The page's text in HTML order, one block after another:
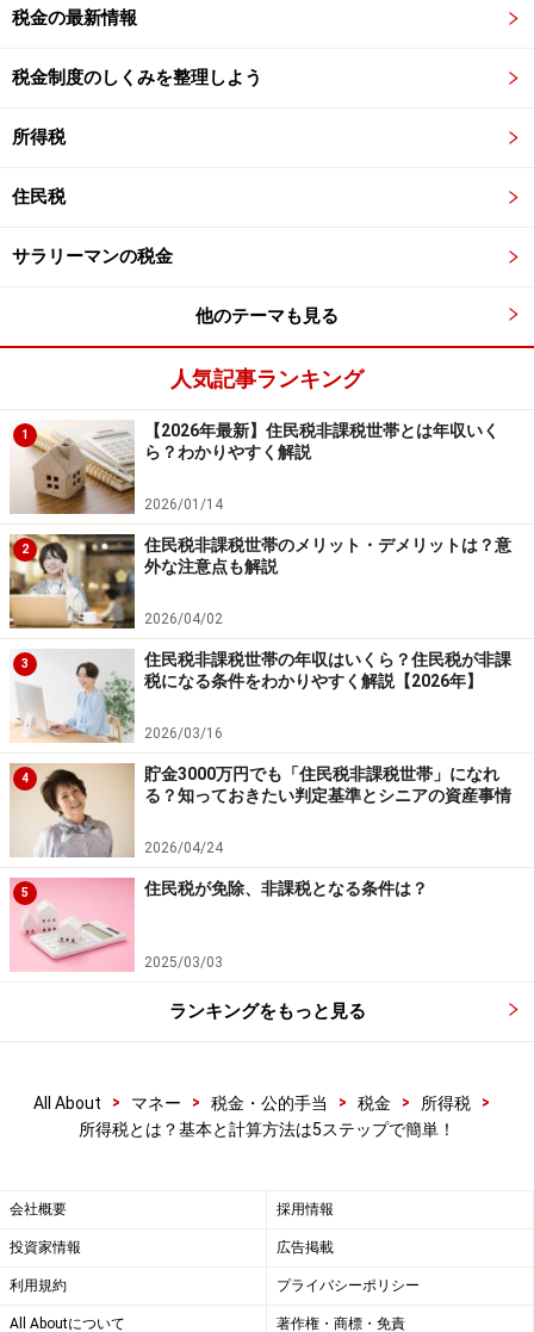
＊給与所得控除＊
与所得金額となります。
「年収－給与所得控除＝給与所得金額」
（３）他の所得とあわせて総所得金額を計
算
所得税の対象になるのは、給与所得だけではありませ
業をして事業所得を得ている人、転職して退職金をもら
った人(退職所得）、生命保険会社から返戻金を受け取っ
た人(一時所得）などは、こうした所得についても合算し
て総所得金額を計算します。
こちらの10種類の所得について、それぞれ収入から経費
を差し引いて各所得額を計算します。その後、すべてを
合計して総所得金額を計算します。
利子所得、配当所得、不動産所得、事業所得、給与所得
退職所得、山林所得、譲渡所得、一時所得、雑所得
（４）諸事情を考慮した所得控除を差し引
同じお給料をもらっていても、家族を養っている人、自
分や家族が病気にかかって医療費をたくさん使った人、
空き巣に入られた人など、さまざまな事情を抱えている
人に対してはその事情を考慮して「所得税を安くしてあ
税金の最新情報
税金制度のしくみを整理しよう
所得税
住民税
サラリーマンの税金
他のテーマも見る
人気記事ランキング
1
【2026年最新】住民税非課税世帯とは年収いく
ら？わかりやすく解説
2026/01/14
2
住民税非課税世帯のメリット・デメリットは？意
外な注意点も解説
2026/04/02
3
住民税非課税世帯の年収はいくら？住民税が非課
税になる条件をわかりやすく解説【2026年】
2026/03/16
4
貯金3000万円でも「住民税非課税世帯」になれ
る？知っておきたい判定基準とシニアの資産事情
2026/04/24
5 住民税が免除、非課税となる条件は？
2025/03/03
ランキングをもっと見る
All About > マネー > 税金・公的手当 > 税金 > 所得税
>
所得税とは？基本と計算方法は5ステップで簡単！
会社概要 採用情報
投資家情報 広告掲載
利用規約 プライバシーポリシー
All Aboutについて 著作権・商標・免責